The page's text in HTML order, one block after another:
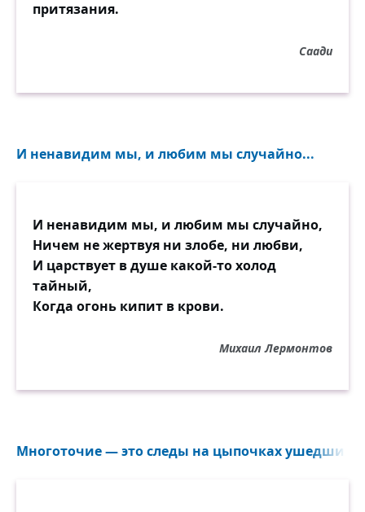
притязания.
Саади
И ненавидим мы, и любим мы случайно...
И ненавидим мы, и любим мы случайно,
Ничем не жертвуя ни злобе, ни любви,
И царствует в душе какой-то холод
тайный,
Когда огонь кипит в крови.
Михаил Лермонтов
Многоточие — это следы на цыпочках ушедших